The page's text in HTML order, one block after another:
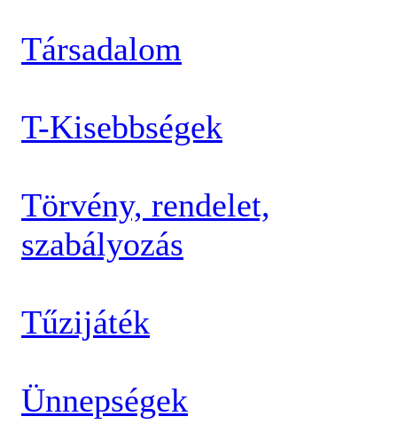
Társadalom
T-Kisebbségek
Törvény, rendelet,
szabályozás
Tűzijáték
Ünnepségek